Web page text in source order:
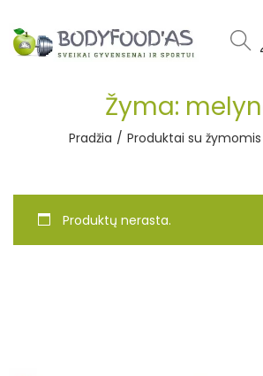
Žyma:
Pradžia / Produktai su žymomis
Produktų nerasta.